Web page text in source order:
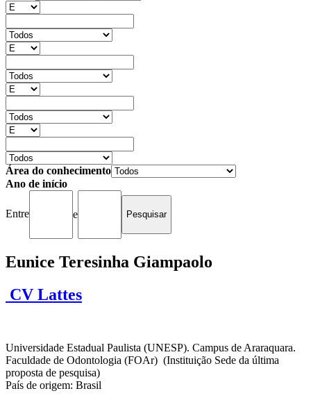
Área do conhecimento
Ano de início
Entre e
Eunice Teresinha Giampaolo
CV Lattes
Universidade Estadual Paulista (UNESP). Campus de Araraquara.
Faculdade de Odontologia (FOAr) (Instituição Sede da última
proposta de pesquisa)
País de origem: Brasil